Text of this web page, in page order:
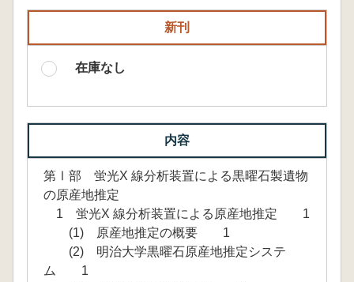
新刊
在庫なし
内容
第Ⅰ部 蛍光X 線分析装置による黒曜石製遺物
の原産地推定
1 蛍光X 線分析装置による原産地推定 1
(1) 原産地推定の概要 1
(2) 明治大学黒曜石原産地推定システ
ム 1